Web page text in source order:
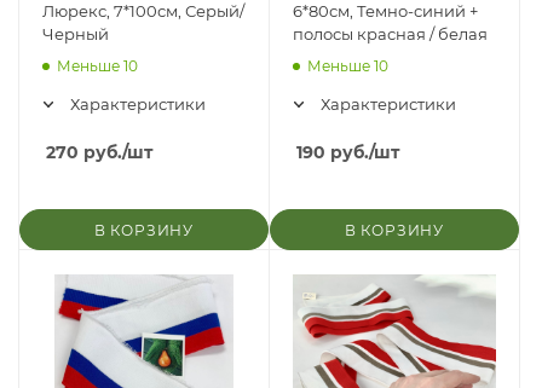
Люрекс, 7*100см, Серый/
Черный
Меньше 10
Характеристики
270 руб./шт
В КОРЗИНУ
6*80см, Темно-синий +
полосы красная / белая
Меньше 10
Характеристики
190 руб./шт
В КОРЗИНУ